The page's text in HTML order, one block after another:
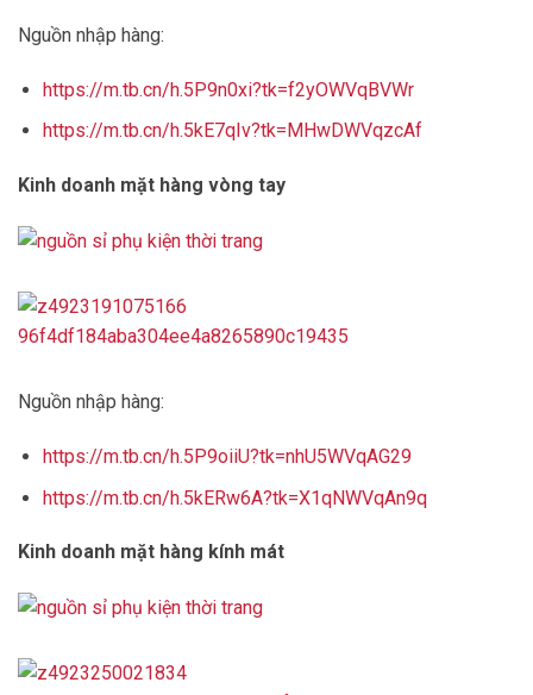
Nguồn nhập hàng:
https://m.tb.cn/h.5P9n0xi?tk=f2yOWVqBVWr
https://m.tb.cn/h.5kE7qIv?tk=MHwDWVqzcAf
Kinh doanh mặt hàng vòng tay
Nguồn nhập hàng:
https://m.tb.cn/h.5P9oiiU?tk=nhU5WVqAG29
https://m.tb.cn/h.5kERw6A?tk=X1qNWVqAn9q
Kinh doanh mặt hàng kính mát